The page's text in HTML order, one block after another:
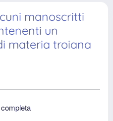
manoscritti
un
materia troiana